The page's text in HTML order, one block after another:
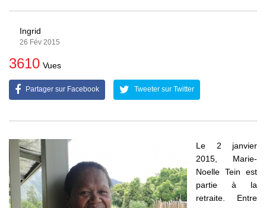
Ingrid
26 Fév 2015
3610 Vues
Partager sur Facebook Tweeter sur Twitter
Le 2 janvier
2015, Marie-
Noelle Tein est
partie à la
retraite. Entre